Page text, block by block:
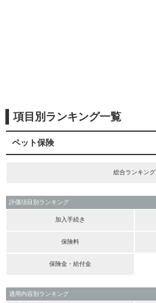
項目別ランキング一覧
ペット保険
総合ランキング
評価項目別ランキング
加入手続き
保険料
保険金・給付金
適用内容別ランキング